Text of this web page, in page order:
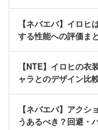
【ネバエバ】イロ
する性能への評価ま
【NTE】イロヒの
ャラとのデザイン比
【ネバエバ】アク
うあるべき？回避・